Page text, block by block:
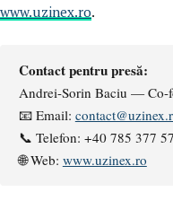
www.uzinex.ro.
Contact pentru presă:
Andrei-Sorin Baciu — Co-
📧 Email:
📞 Telefon: +40 785 377
🌐 Web: www.uzinex.ro